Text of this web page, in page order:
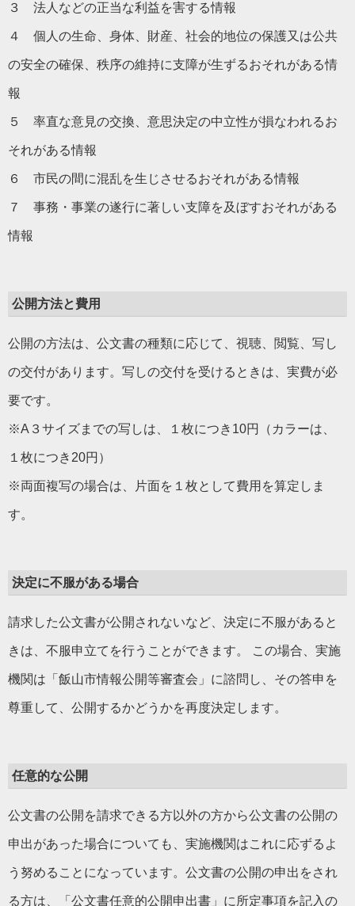
３ 法人などの正当な利益を害する情報
４ 個人の生命、身体、財産、社会的地位の保護又は公共
の安全の確保、秩序の維持に支障が生ずるおそれがある情
報
５ 率直な意見の交換、意思決定の中立性が損なわれるお
それがある情報
６ 市民の間に混乱を生じさせるおそれがある情報
７ 事務・事業の遂行に著しい支障を及ぼすおそれがある
情報
公開方法と費用
公開の方法は、公文書の種類に応じて、視聴、閲覧、写し
の交付があります。写しの交付を受けるときは、実費が必
要です。
※A３サイズまでの写しは、１枚につき10円（カラーは、
１枚につき20円）
※両面複写の場合は、片面を１枚として費用を算定しま
す。
決定に不服がある場合
請求した公文書が公開されないなど、決定に不服があると
きは、不服申立てを行うことができます。 この場合、実施
機関は「飯山市情報公開等審査会」に諮問し、その答申を
尊重して、公開するかどうかを再度決定します。
任意的な公開
公文書の公開を請求できる方以外の方から公文書の公開の
申出があった場合についても、実施機関はこれに応ずるよ
う努めることになっています。公文書の公開の申出をされ
る方は、「公文書任意的公開申出書」に所定事項を記入の